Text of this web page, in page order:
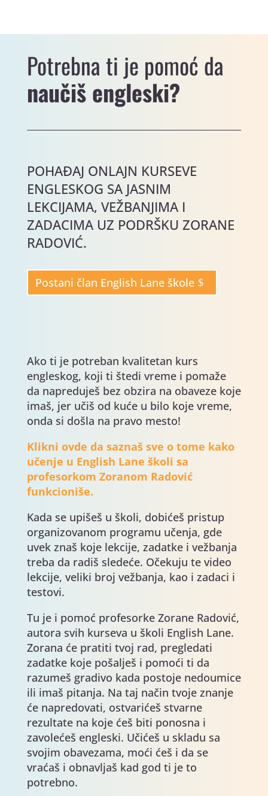
Potrebna ti je pomoć da
naučiš engleski?
POHAĐAJ ONLAJN KURSEVE
ENGLESKOG SA JASNIM
LEKCIJAMA, VEŽBANJIMA I
ZADACIMA UZ PODRŠKU ZORANE
RADOVIĆ.
Postani član English Lane škole
Ako ti je potreban kvalitetan kurs
engleskog, koji ti štedi vreme i pomaže
da napreduješ bez obzira na obaveze koje
imaš, jer učiš od kuće u bilo koje vreme,
onda si došla na pravo mesto!
Klikni ovde da saznaš sve o tome kako
učenje u English Lane školi sa
profesorkom Zoranom Radović
funkcioniše.
Kada se upišeš u školi, dobićeš pristup
organizovanom programu učenja, gde
uvek znaš koje lekcije, zadatke i vežbanja
treba da radiš sledeće. Očekuju te video
lekcije, veliki broj vežbanja, kao i zadaci i
testovi.
Tu je i pomoć profesorke Zorane Radović,
autora svih kurseva u školi English Lane.
Zorana će pratiti tvoj rad, pregledati
zadatke koje pošalješ i pomoći ti da
razumeš gradivo kada postoje nedoumice
ili imaš pitanja. Na taj način tvoje znanje
će napredovati, ostvarićeš stvarne
rezultate na koje ćeš biti ponosna i
zavolećeš engleski. Učićeš u skladu sa
svojim obavezama, moći ćeš i da se
vraćaš i obnavljaš kad god ti je to
potrebno.